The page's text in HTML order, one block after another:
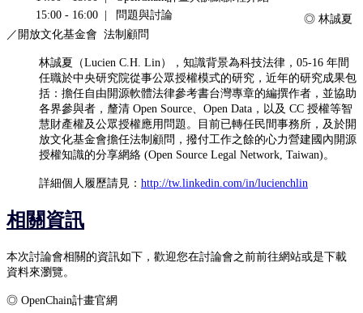
15:00 - 16:00 |
問題與討論
◎ 林誠夏
／開放文化基金會 法制顧問
林誠夏（Lucien C.H. Lin），知識背景為科技法律，05-16 年間
任職於中央研究院從事公眾授權模式的研究，近年的研究成果包
括：擔任自由開源軟體法律參考書台灣專章的編撰作者，並協助
各界參與者，釐清 Open Source、Open Data，以及 CC 授權等智
慧財產權及公眾授權應用問題。目前已轉任民間事務所，及於開
放文化基金會擔任法制顧問，撥付工作之餘的心力營建國內開源
授權知識的分享網絡 (Open Source Legal Network, Taiwan)。
詳細個人履歷請見： http://tw.linkedin.com/in/lucienchlin
相關資訊
本次討論會相關的資訊如下，歡迎您在討論會之前前往網站或是下載
資料來瀏覽。
◎ OpenChain計畫官網